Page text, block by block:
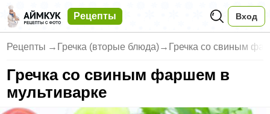
Рецепты Вход
Рецепты → Гречка (вторые блюда)→ Гречка со свиным
Гречка со свиным фаршем в
мультиварке